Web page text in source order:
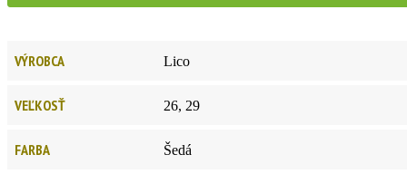
VÝROBCA Lico
VEĽKOSŤ 26, 29
FARBA Šedá